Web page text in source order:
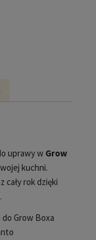
uprawy w Grow
kuchni.
cały rok dzięki
Grow Boxa